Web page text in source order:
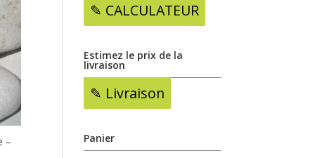
–
✎ CALCULATEUR
Estimez le prix de la
livraison
✎ Livraison
Panier